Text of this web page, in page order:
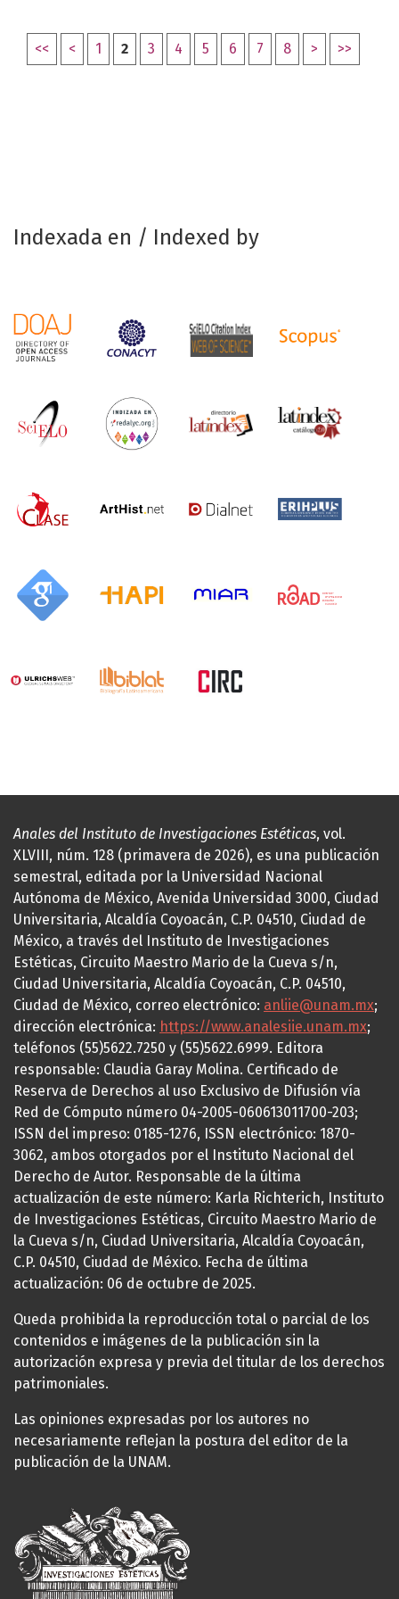
<< < 1 2 3 4 5 6 7 8 > >>
Indexada en / Indexed by
Anales del Instituto de Investigaciones Estéticas, vol.
XLVIII, núm. 128 (primavera de 2026), es una publicación
semestral, editada por la Universidad Nacional
Autónoma de México, Avenida Universidad 3000, Ciudad
Universitaria, Alcaldía Coyoacán, C.P. 04510, Ciudad de
México, a través del Instituto de Investigaciones
Estéticas, Circuito Maestro Mario de la Cueva s/n,
Ciudad Universitaria, Alcaldía Coyoacán, C.P. 04510,
Ciudad de México, correo electrónico: anliie@unam.mx;
dirección electrónica: https://www.analesiie.unam.mx;
teléfonos (55)5622.7250 y (55)5622.6999. Editora
responsable: Claudia Garay Molina. Certificado de
Reserva de Derechos al uso Exclusivo de Difusión vía
Red de Cómputo número 04-2005-060613011700-203;
ISSN del impreso: 0185-1276, ISSN electrónico: 1870-
3062, ambos otorgados por el Instituto Nacional del
Derecho de Autor. Responsable de la última
actualización de este número: Karla Richterich, Instituto
de Investigaciones Estéticas, Circuito Maestro Mario de
la Cueva s/n, Ciudad Universitaria, Alcaldía Coyoacán,
C.P. 04510, Ciudad de México. Fecha de última
actualización: 06 de octubre de 2025.
Queda prohibida la reproducción total o parcial de los
contenidos e imágenes de la publicación sin la
autorización expresa y previa del titular de los derechos
patrimoniales.
Las opiniones expresadas por los autores no
necesariamente reflejan la postura del editor de la
publicación de la UNAM.